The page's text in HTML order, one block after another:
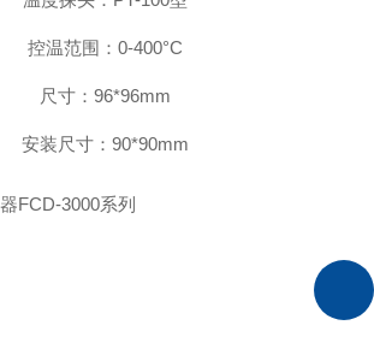
控温范围：0-400°C
尺寸：96*96mm
安装尺寸：90*90mm
FCD-3000系列